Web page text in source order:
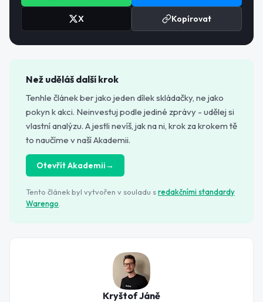
X Kopírovat
Než uděláš další krok
Tenhle článek ber jako jeden dílek skládačky, ne jako
pokyn k akci. Neinvestuj podle jediné zprávy - udělej si
vlastní analýzu. A jestli nevíš, jak na ni, krok za krokem tě
to naučíme v naší Akademii.
Otevřít Akademii→
Tento článek byl vytvořen v souladu sredakčními standardy
Warengo
Kryštof Jáně